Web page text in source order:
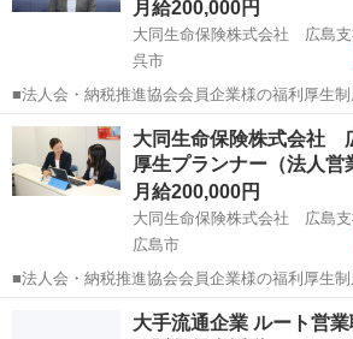
月給200,000円
大同生命保険株式会社 広島
呉市
■法人会・納税推進協会会員企業様の福利厚生制
きなどをお任せします。 家庭訪問ではなく、会
と出向き、当社のお薦めするプランのご案内な
問や知人・友人への保険勧誘は一切あ...
広島 呉市 代理店営業
大同生命保険株式会社
厚生プランナー（法人営
月給200,000円
大同生命保険株式会社 広島支
広島市
■法人会・納税推進協会会員企業様の福利厚生制
きなどをお任せします。 家庭訪問ではなく、会
と出向き、当社のお薦めするプランのご案内な
代理店営業
大手流通企業 ルート営